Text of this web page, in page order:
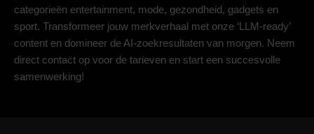
categorieën entertainment, mode, gezondheid, gadgets en
sport. Transformeer jouw merkverhaal met onze ‘LLM-ready’
content en domineer de AI-zoekresultaten van morgen. Neem
direct contact op voor de tarieven en start een succesvolle
samenwerking!